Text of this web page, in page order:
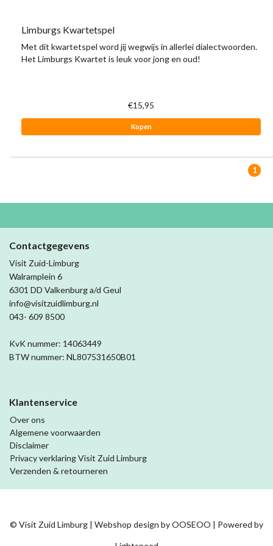
Limburgs Kwartetspel
Met dit kwartetspel word jij wegwijs in allerlei dialectwoorden.
Het Limburgs Kwartet is leuk voor jong en oud!
€15,95
Kopen
1
Contactgegevens
Visit Zuid-Limburg
Walramplein 6
6301 DD Valkenburg a/d Geul
info@visitzuidlimburg.nl
043- 609 8500
KvK nummer: 14063449
BTW nummer: NL807531650B01
Klantenservice
Over ons
Algemene voorwaarden
Disclaimer
Privacy verklaring Visit Zuid Limburg
Verzenden & retourneren
© Visit Zuid Limburg | Webshop design byOOSEOO | Powered by